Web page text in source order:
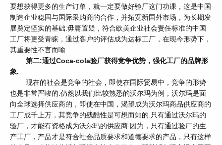
要想获得更多的生产订单，就一定要做好验厂这门功课，这是中国
制造企业稳固与国际采购商的合作，并拓宽新国外市场，为长期发
展奠定坚实的基础.毋庸置疑，符合欧美企业社会责任标准的中国
工厂将更受青睐，通过客户的评估成为达标工厂，在现今形势下，
其重要性不言而喻.
第二:通过Coca-cola验厂获得竞争优势，强化工厂的品牌形
象.
现在的社会是竞争的社会，即使在国际贸易中，竞争的形势
也是非常严峻的.仍然以我们比较熟悉的沃尔玛为例，沃尔玛是面
向全球选择供应商的，即使在中国，渴望成为沃尔玛商品供应商的
工厂成千上万，其竞争的残酷性是可想而知的.只有通过沃尔玛的
验厂，才能有资格成为沃尔玛的供应商.因为，只有通过验厂的生
产工厂，产品才是符合社会品质要求和道德要求的产品，只有这样